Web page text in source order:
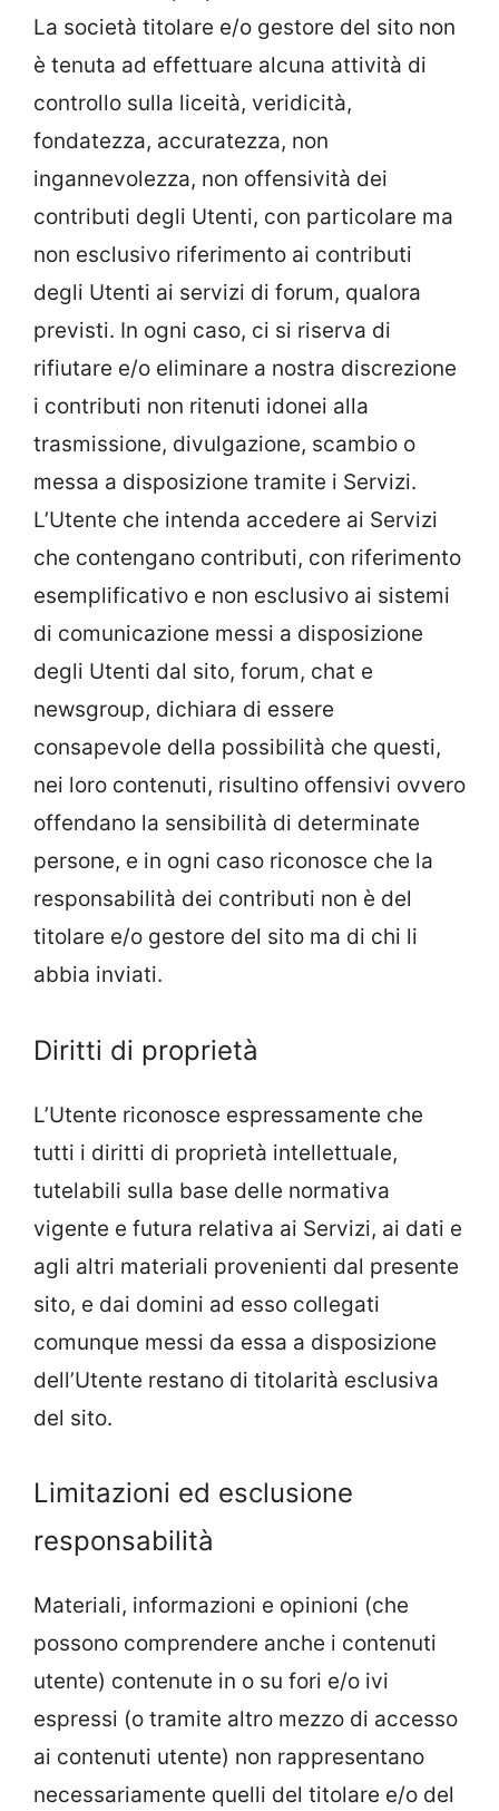
La società titolare e/o gestore del sito non
è tenuta ad effettuare alcuna attività di
controllo sulla liceità, veridicità,
fondatezza, accuratezza, non
ingannevolezza, non offensività dei
contributi degli Utenti, con particolare ma
non esclusivo riferimento ai contributi
degli Utenti ai servizi di forum, qualora
previsti. In ogni caso, ci si riserva di
rifiutare e/o eliminare a nostra discrezione
i contributi non ritenuti idonei alla
trasmissione, divulgazione, scambio o
messa a disposizione tramite i Servizi.
L’Utente che intenda accedere ai Servizi
che contengano contributi, con riferimento
esemplificativo e non esclusivo ai sistemi
di comunicazione messi a disposizione
degli Utenti dal sito, forum, chat e
newsgroup, dichiara di essere
consapevole della possibilità che questi,
nei loro contenuti, risultino offensivi ovvero
offendano la sensibilità di determinate
persone, e in ogni caso riconosce che la
responsabilità dei contributi non è del
titolare e/o gestore del sito ma di chi li
abbia inviati.
Diritti di proprietà
L’Utente riconosce espressamente che
tutti i diritti di proprietà intellettuale,
tutelabili sulla base delle normativa
vigente e futura relativa ai Servizi, ai dati e
agli altri materiali provenienti dal presente
sito, e dai domini ad esso collegati
comunque messi da essa a disposizione
dell’Utente restano di titolarità esclusiva
del sito.
Limitazioni ed esclusione
responsabilità
Materiali, informazioni e opinioni (che
possono comprendere anche i contenuti
utente) contenute in o su fori e/o ivi
espressi (o tramite altro mezzo di accesso
ai contenuti utente) non rappresentano
necessariamente quelli del titolare e/o del